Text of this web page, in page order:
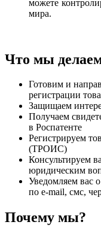
можете
мира.
Что мы
Готовим и
регистрации
Защищаем
Получаем
в Роспатенте
Регистрируем
(ТРОИС)
Консультируем
юридическим
Уведомляем вас
по e-mail, смс,
Почему мы?